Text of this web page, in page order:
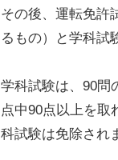
その後、運転免許
るもの）と学科試
学科試験は、90問
点中90点以上を取
科試験は免除され